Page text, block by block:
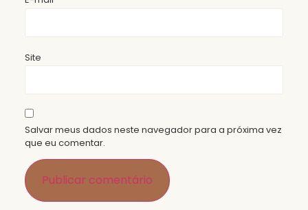
Site
Salvar meus dados neste navegador para a próxima vez
que eu comentar.